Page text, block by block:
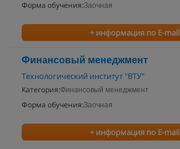
Форма обучения:Заочная
+ информация по E-mail
Финансовый менеджмент
Технологический институт "ВТУ"
Категория:Финансовый менеджмент
Форма обучения:Заочная
+ информация по E-mail